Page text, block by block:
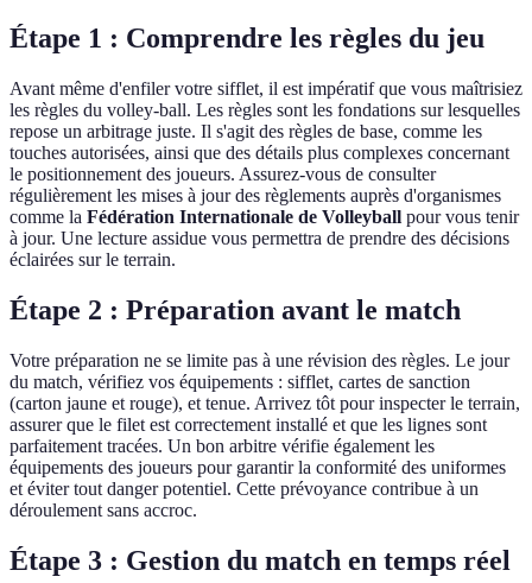
Étape 1 : Comprendre les règles du jeu
Avant même d'enfiler votre sifflet, il est impératif que vous maîtrisiez
les règles du volley-ball. Les règles sont les fondations sur lesquelles
repose un arbitrage juste. Il s'agit des règles de base, comme les
touches autorisées, ainsi que des détails plus complexes concernant
le positionnement des joueurs. Assurez-vous de consulter
régulièrement les mises à jour des règlements auprès d'organismes
comme la Fédération Internationale de Volleyball pour vous tenir
à jour. Une lecture assidue vous permettra de prendre des décisions
éclairées sur le terrain.
Étape 2 : Préparation avant le match
Votre préparation ne se limite pas à une révision des règles. Le jour
du match, vérifiez vos équipements : sifflet, cartes de sanction
(carton jaune et rouge), et tenue. Arrivez tôt pour inspecter le terrain,
assurer que le filet est correctement installé et que les lignes sont
parfaitement tracées. Un bon arbitre vérifie également les
équipements des joueurs pour garantir la conformité des uniformes
et éviter tout danger potentiel. Cette prévoyance contribue à un
déroulement sans accroc.
Étape 3 : Gestion du match en temps réel